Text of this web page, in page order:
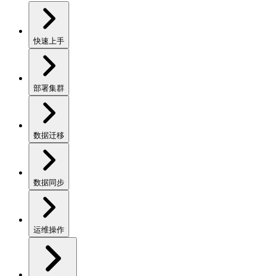
快速上手
部署集群
数据迁移
数据同步
运维操作